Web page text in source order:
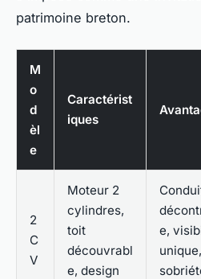
patrimoine breton.
M
o
d
èl
e
Caractérist
iques
2
C
V
Moteur 2
cylindres,
toit
découvrabl
e, design
e,
unique,